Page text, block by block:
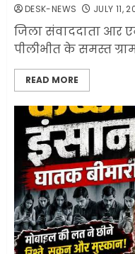
DESK-NEWS JULY 11,
जिला संवाददाता आर
पीलीभीत के समस्त
READ MORE